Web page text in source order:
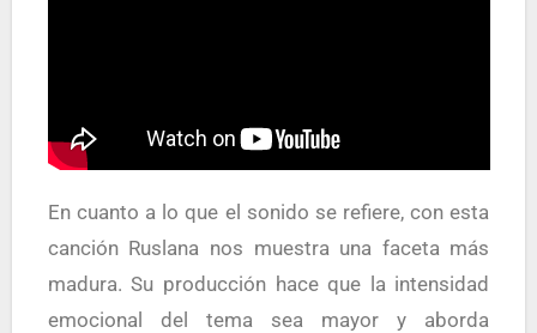
En cuanto a lo que el sonido se refiere, con esta
canción Ruslana nos muestra una faceta más
madura. Su producción hace que la intensidad
emocional del tema sea mayor y aborda